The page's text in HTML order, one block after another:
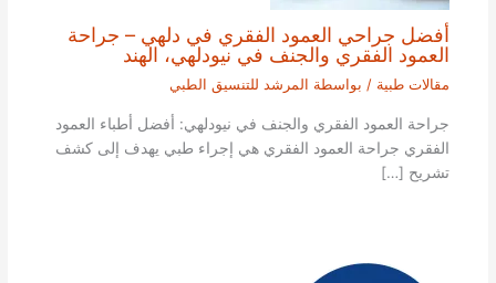
أفضل جراحي العمود الفقري في دلهي – جراحة
العمود الفقري والجنف في نيودلهي، الهند
مقالات طبية / بواسطة المرشد للتنسيق الطبي
جراحة العمود الفقري والجنف في نيودلهي: أفضل أطباء العمود
الفقري جراحة العمود الفقري هي إجراء طبي يهدف إلى كشف
تشريح […]